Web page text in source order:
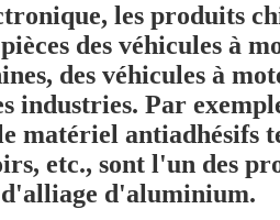
, les produits
des véhicules à
des véhicules à
Par
matériel antiadhésifs
, etc., sont l'un des
d'alliage d'aluminium.